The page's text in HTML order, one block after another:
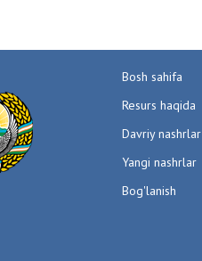
Bosh sahifa
Resurs haqida
Davriy nashrlar
Yangi nashrlar
Bog'lanish